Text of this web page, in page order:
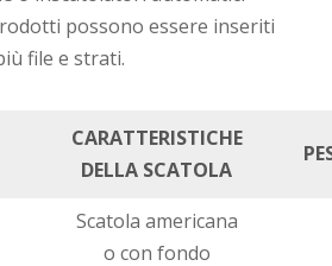
possono essere inseriti
file e strati.
CARATTERISTICHE
DELLA SCATOLA
Scatola americana
o con fondo